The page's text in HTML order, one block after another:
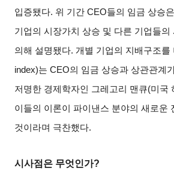
입증됐다. 위 기간 CEO들의 임금 상승
기업의 시장가치 상승 및 다른 기업들의
의해 설명됐다. 개별 기업의 지배구조를
index)는 CEO의 임금 상승과 상관관계
저명한 경제학자인 그레고리 맨큐(미국
이들의 이론이 파이낸스 분야의 새로운
것이라며 극찬했다.
시사점은 무엇인가?